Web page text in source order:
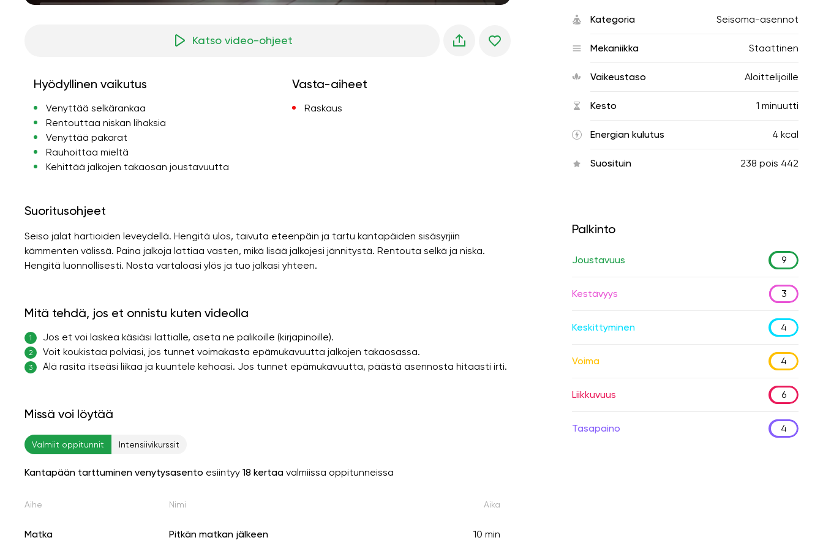
Katso video-ohjeet
Hyödyllinen vaikutus
Venyttää selkärankaa
Rentouttaa niskan lihaksia
Venyttää pakarat
Rauhoittaa mieltä
Kehittää jalkojen takaosan joustavuutta
Vasta-aiheet
Raskaus
Suoritusohjeet
Seiso jalat hartioiden leveydellä. Hengitä ulos, taivuta eteenpäin ja tartu kantapäiden sisäsyrjiin
kämmenten välissä. Paina jalkoja lattiaa vasten, mikä lisää jalkojesi jännitystä. Rentouta selkä ja niska.
Hengitä luonnollisesti. Nosta vartaloasi ylös ja tuo jalkasi yhteen.
Mitä tehdä, jos et onnistu kuten videolla
1 Jos et voi laskea käsiäsi lattialle, aseta ne palikoille (kirjapinoille).
2 Voit koukistaa polviasi, jos tunnet voimakasta epämukavuutta jalkojen takaosassa.
3 Älä rasita itseäsi liikaa ja kuuntele kehoasi. Jos tunnet epämukavuutta, päästä asennosta hitaasti irti.
Missä voi löytää
Valmiit oppitunnit Intensiivikurssit
Kantapään tarttuminen venytysasento esiintyy 18 kertaa valmiissa oppitunneissa
Aihe Nimi Aika
Matka Pitkän matkan jälkeen 10 min
Kategoria Seisoma-asennot
Mekaniikka Staattinen
Vaikeustaso Aloittelijoille
Kesto 1 minuutti
Energian kulutus 4 kcal
Suosituin 238 pois 442
Palkinto
Joustavuus 9
Kestävyys 3
Keskittyminen 4
Voima 4
Liikkuvuus 6
Tasapaino 4